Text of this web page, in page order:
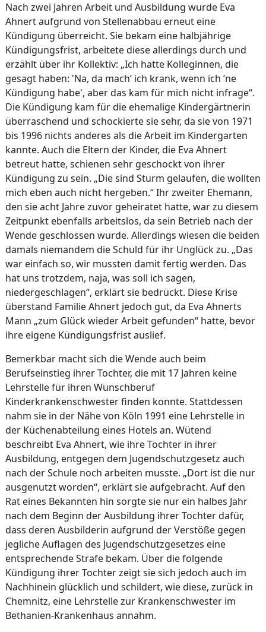
Nach zwei Jahren Arbeit und Ausbildung wurde Eva
Ahnert aufgrund von Stellenabbau erneut eine
Kündigung überreicht. Sie bekam eine halbjährige
Kündigungsfrist, arbeitete diese allerdings durch und
erzählt über ihr Kollektiv: „Ich hatte Kolleginnen, die
gesagt haben: 'Na, da mach’ ich krank, wenn ich ’ne
Kündigung habe', aber das kam für mich nicht infrage“.
Die Kündigung kam für die ehemalige Kindergärtnerin
überraschend und schockierte sie sehr, da sie von 1971
bis 1996 nichts anderes als die Arbeit im Kindergarten
kannte. Auch die Eltern der Kinder, die Eva Ahnert
betreut hatte, schienen sehr geschockt von ihrer
Kündigung zu sein. „Die sind Sturm gelaufen, die wollten
mich eben auch nicht hergeben.“ Ihr zweiter Ehemann,
den sie acht Jahre zuvor geheiratet hatte, war zu diesem
Zeitpunkt ebenfalls arbeitslos, da sein Betrieb nach der
Wende geschlossen wurde. Allerdings wiesen die beiden
damals niemandem die Schuld für ihr Unglück zu. „Das
war einfach so, wir mussten damit fertig werden. Das
hat uns trotzdem, naja, was soll ich sagen,
niedergeschlagen“, erklärt sie bedrückt. Diese Krise
überstand Familie Ahnert jedoch gut, da Eva Ahnerts
Mann „zum Glück wieder Arbeit gefunden“ hatte, bevor
ihre eigene Kündigungsfrist auslief.
Bemerkbar macht sich die Wende auch beim
Berufseinstieg ihrer Tochter, die mit 17 Jahren keine
Lehrstelle für ihren Wunschberuf
Kinderkrankenschwester finden konnte. Stattdessen
nahm sie in der Nähe von Köln 1991 eine Lehrstelle in
der Küchenabteilung eines Hotels an. Wütend
beschreibt Eva Ahnert, wie ihre Tochter in ihrer
Ausbildung, entgegen dem Jugendschutzgesetz auch
nach der Schule noch arbeiten musste. „Dort ist die nur
ausgenutzt worden“, erklärt sie aufgebracht. Auf den
Rat eines Bekannten hin sorgte sie nur ein halbes Jahr
nach dem Beginn der Ausbildung ihrer Tochter dafür,
dass deren Ausbilderin aufgrund der Verstöße gegen
jegliche Auflagen des Jugendschutzgesetzes eine
entsprechende Strafe bekam. Über die folgende
Kündigung ihrer Tochter zeigt sie sich jedoch auch im
Nachhinein glücklich und schildert, wie diese, zurück in
Chemnitz, eine Lehrstelle zur Krankenschwester im
Bethanien-Krankenhaus annahm.